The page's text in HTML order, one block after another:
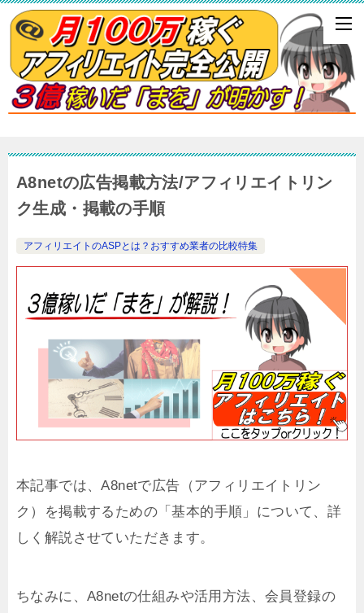
A8netの広告掲載方法/アフィリエイトリン
ク生成・掲載の手順
アフィリエイトのASPとは？おすすめ業者の比較特集
本記事では、A8netで広告（アフィリエイトリン
ク）を掲載するための「基本的手順」について、詳
しく解説させていただきます。
ちなみに、A8netの仕組みや活用方法、会員登録の